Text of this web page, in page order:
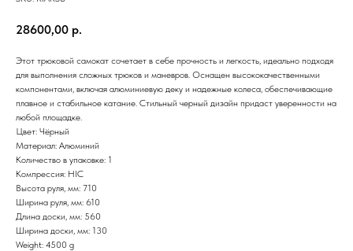
28600,00 р.
Этот трюковой самокат сочетает в себе прочность и легкость, идеально подходя
для выполнения сложных трюков и маневров. Оснащен высококачественными
компонентами, включая алюминиевую деку и надежные колеса, обеспечивающие
плавное и стабильное катание. Стильный черный дизайн придаст уверенности на
любой площадке.
Цвет: Чёрный
Материал: Алюминий
Количество в упаковке: 1
Компрессия: HIC
Высота руля, мм: 710
Ширина руля, мм: 610
Длина доски, мм: 560
Ширина доски, мм: 130
Weight: 4500 g